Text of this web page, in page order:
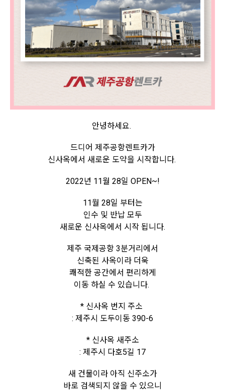
안녕하세요.
드디어 제주공항렌트카가
신사옥에서 새로운 도약을 시작합니다.
2022년 11월 28일 OPEN~!
11월 28일 부터는
인수 및 반납 모두
새로운 신사옥에서 시작 됩니다.
제주 국제공항 3분거리에서
신축된 사옥이라 더욱
쾌적한 공간에서 편리하게
이동 하실 수 있습니다.
* 신사옥 번지 주소
: 제주시 도두이동 390-6
* 신사옥 새주소
: 제주시 다호5길 17
새 건물이라 아직 신주소가
바로 검색되지 않을 수 있으니